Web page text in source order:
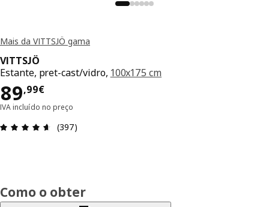
Mais da VITTSJÖ gama
VITTSJÖ
Estante, pret-cast/vidro, 100x175 cm
89,99€
Preço 89,99€
IVA incluído no preço
Avaliações: 4.6 de 5 estrelas. Total de
(397)
Como o obter